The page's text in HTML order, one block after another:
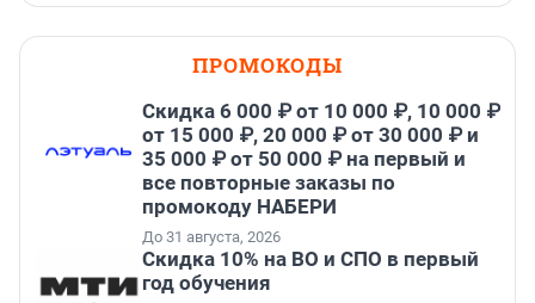
ПРОМОКОДЫ
Скидка 6 000 ₽ от 10 000 ₽, 10 000 ₽
от 15 000 ₽, 20 000 ₽ от 30 000 ₽ и
35 000 ₽ от 50 000 ₽ на первый и
все повторные заказы по
промокоду НАБЕРИ
До 31 августа, 2026
Скидка 10% на ВО и СПО в первый
год обучения